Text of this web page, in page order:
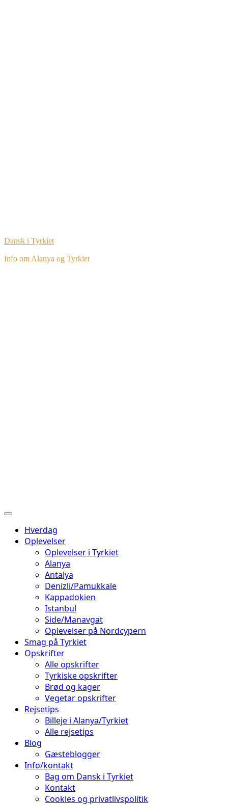
Dansk i Tyrkiet
Info om Alanya og Tyrkiet
Hverdag
Oplevelser
Oplevelser i Tyrkiet
Alanya
Antalya
Denizli/Pamukkale
Kappadokien
Istanbul
Side/Manavgat
Oplevelser på Nordcypern
Smag på Tyrkiet
Opskrifter
Alle opskrifter
Tyrkiske opskrifter
Brød og kager
Vegetar opskrifter
Rejsetips
Billeje i Alanya/Tyrkiet
Alle rejsetips
Blog
Gæsteblogger
Info/kontakt
Bag om Dansk i Tyrkiet
Kontakt
Cookies og privatlivspolitik